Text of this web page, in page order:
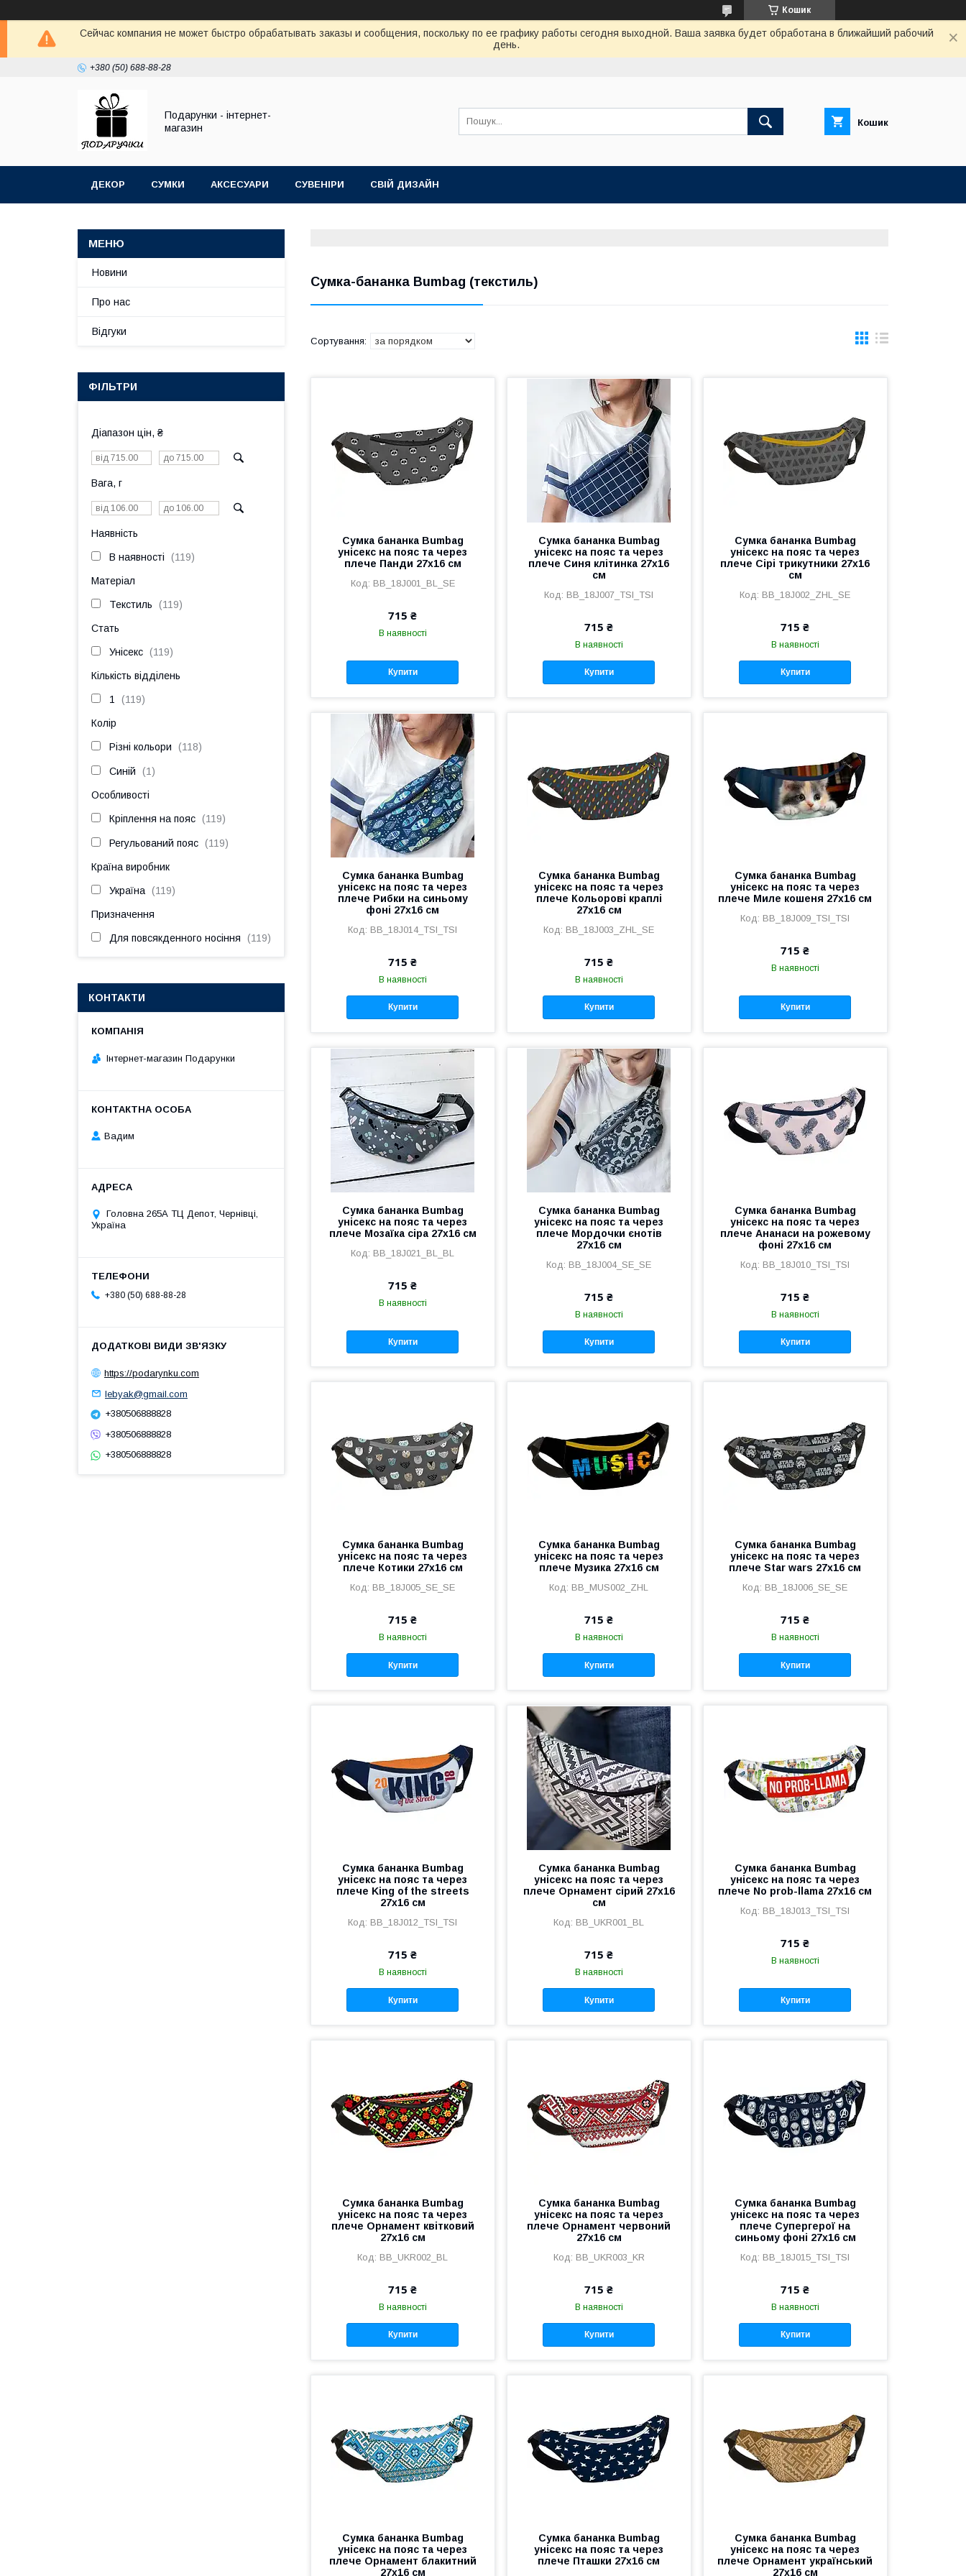
Кошик
Сейчас компания не может быстро обрабатывать заказы и сообщения, поскольку по ее графику работы сегодня выходной. Ваша заявка будет обработана в ближайший рабочий
день.
+380 (50) 688-88-28
Подарунки - інтернет-
магазин
Кошик
ДЕКОР СУМКИ АКСЕСУАРИ СУВЕНІРИ СВІЙ ДИЗАЙН
Сумка-бананка Bumbag (текстиль)
Сумка бананка Bumbag
унісекс на пояс та через
плече Панди 27x16 см
BB_18J001_BL_SE
715 ₴
В наявності
Купити
Сумка бананка Bumbag
унісекс на пояс та через
плече Синя клітинка 27x16
см
BB_18J007_TSI_TSI
715 ₴
В наявності
Купити
Сумка бананка Bumbag
унісекс на пояс та через
плече Сірі трикутники 27x16
см
BB_18J002_ZHL_SE
715 ₴
В наявності
Купити
Сумка бананка Bumbag
унісекс на пояс та через
плече Рибки на синьому
фоні 27x16 см
BB_18J014_TSI_TSI
715 ₴
В наявності
Купити
Сумка бананка Bumbag
унісекс на пояс та через
плече Кольорові краплі
27x16 см
BB_18J003_ZHL_SE
715 ₴
В наявності
Купити
Сумка бананка Bumbag
унісекс на пояс та через
плече Миле кошеня 27x16 см
BB_18J009_TSI_TSI
715 ₴
В наявності
Купити
Сумка бананка Bumbag
унісекс на пояс та через
плече Мозаїка сіра 27x16 см
BB_18J021_BL_BL
715 ₴
В наявності
Купити
Сумка бананка Bumbag
унісекс на пояс та через
плече Мордочки єнотів
27x16 см
BB_18J004_SE_SE
715 ₴
В наявності
Купити
Сумка бананка Bumbag
унісекс на пояс та через
плече Ананаси на рожевому
фоні 27x16 см
BB_18J010_TSI_TSI
715 ₴
В наявності
Купити
Сумка бананка Bumbag
унісекс на пояс та через
плече Котики 27x16 см
BB_18J005_SE_SE
715 ₴
В наявності
Купити
Сумка бананка Bumbag
унісекс на пояс та через
плече Музика 27x16 см
BB_MUS002_ZHL
715 ₴
В наявності
Купити
Сумка бананка Bumbag
унісекс на пояс та через
плече Star wars 27x16 см
BB_18J006_SE_SE
715 ₴
В наявності
Купити
Сумка бананка Bumbag
унісекс на пояс та через
плече King of the streets
27x16 см
BB_18J012_TSI_TSI
715 ₴
В наявності
Купити
Сумка бананка Bumbag
унісекс на пояс та через
плече Орнамент сірий 27x16
см
BB_UKR001_BL
715 ₴
В наявності
Купити
Сумка бананка Bumbag
унісекс на пояс та через
плече No prob-llama 27x16 см
BB_18J013_TSI_TSI
715 ₴
В наявності
Купити
Сумка бананка Bumbag
унісекс на пояс та через
плече Орнамент квітковий
27x16 см
BB_UKR002_BL
715 ₴
В наявності
Купити
Сумка бананка Bumbag
унісекс на пояс та через
плече Орнамент червоний
27x16 см
BB_UKR003_KR
715 ₴
В наявності
Купити
Сумка бананка Bumbag
унісекс на пояс та через
плече Супергерої на
синьому фоні 27x16 см
BB_18J015_TSI_TSI
715 ₴
В наявності
Купити
Сумка бананка Bumbag
унісекс на пояс та через
плече Орнамент блакитний
27x16 см
Сумка бананка Bumbag
унісекс на пояс та через
плече Пташки 27x16 см
Сумка бананка Bumbag
унісекс на пояс та через
плече Орнамент український
27x16 см
Новини
Про нас
Відгуки
ФІЛЬТРИ
Діапазон цін, ₴
Вага, г
Наявність
В наявності 119
Матеріал
Текстиль 119
Стать
Унісекс 119
Кількість відділень
1 119
Колір
Різні кольори 118
Синій 1
Особливості
Кріплення на пояс 119
Регульований пояс 119
Країна виробник
Україна 119
Призначення
Для повсякденного носіння 119
КОНТАКТИ
Інтернет-магазин Подарунки
Вадим
Головна 265А ТЦ Депот, Чернівці,
Україна
+380 (50) 688-88-28
https://podarynku.com
lebyak@gmail.com
+380506888828
+380506888828
+380506888828